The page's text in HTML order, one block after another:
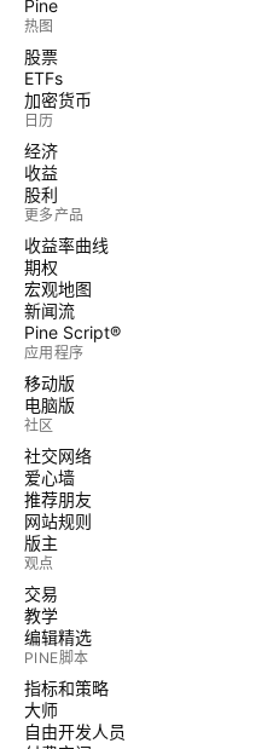
Pine
热图
股票
ETFs
加密货币
日历
经济
收益
股利
更多产品
收益率曲线
期权
宏观地图
新闻流
Pine Script®
应用程序
移动版
电脑版
社区
社交网络
爱心墙
推荐朋友
网站规则
版主
观点
交易
教学
编辑精选
PINE脚本
指标和策略
大师
自由开发人员